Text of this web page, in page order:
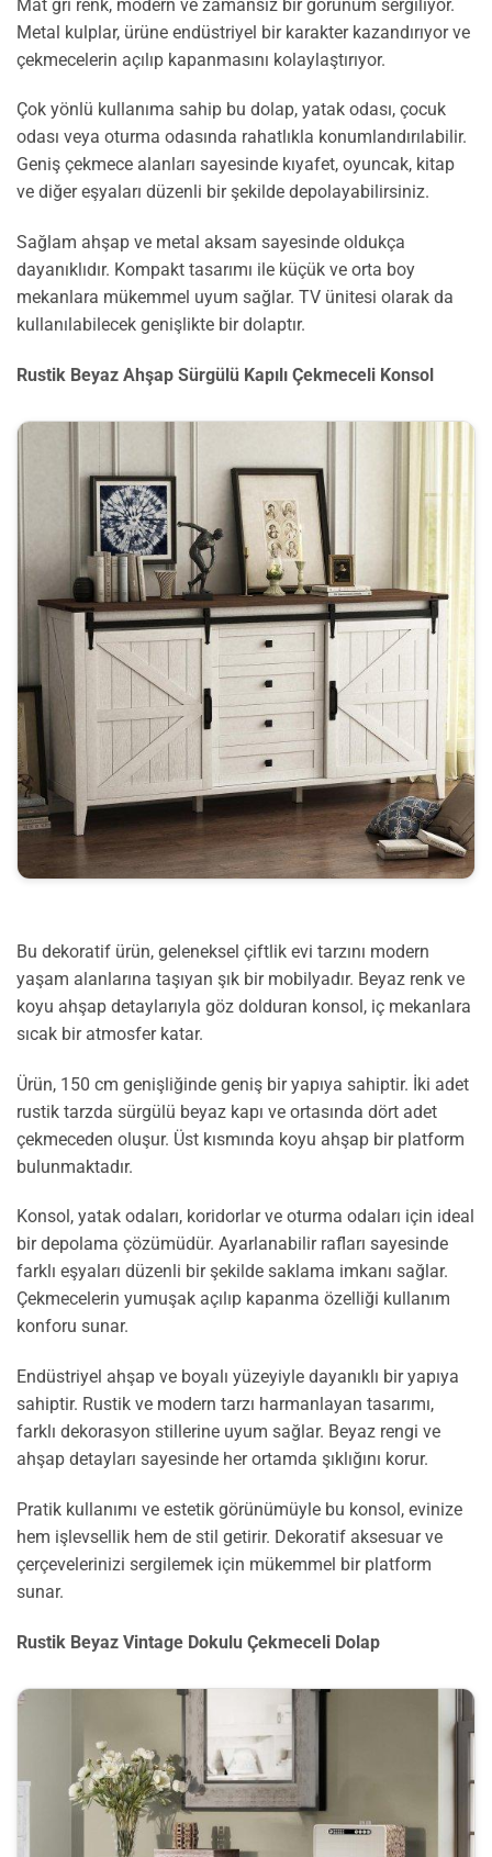
Mat gri renk, modern ve zamansız bir görünüm sergiliyor.
Metal kulplar, ürüne endüstriyel bir karakter kazandırıyor ve
çekmecelerin açılıp kapanmasını kolaylaştırıyor.
Çok yönlü kullanıma sahip bu dolap, yatak odası, çocuk
odası veya oturma odasında rahatlıkla konumlandırılabilir.
Geniş çekmece alanları sayesinde kıyafet, oyuncak, kitap
ve diğer eşyaları düzenli bir şekilde depolayabilirsiniz.
Sağlam ahşap ve metal aksam sayesinde oldukça
dayanıklıdır. Kompakt tasarımı ile küçük ve orta boy
mekanlara mükemmel uyum sağlar. TV ünitesi olarak da
kullanılabilecek genişlikte bir dolaptır.
Rustik Beyaz Ahşap Sürgülü Kapılı Çekmeceli Konsol
Bu dekoratif ürün, geleneksel çiftlik evi tarzını modern
yaşam alanlarına taşıyan şık bir mobilyadır. Beyaz renk ve
koyu ahşap detaylarıyla göz dolduran konsol, iç mekanlara
sıcak bir atmosfer katar.
Ürün, 150 cm genişliğinde geniş bir yapıya sahiptir. İki adet
rustik tarzda sürgülü beyaz kapı ve ortasında dört adet
çekmeceden oluşur. Üst kısmında koyu ahşap bir platform
bulunmaktadır.
Konsol, yatak odaları, koridorlar ve oturma odaları için ideal
bir depolama çözümüdür. Ayarlanabilir rafları sayesinde
farklı eşyaları düzenli bir şekilde saklama imkanı sağlar.
Çekmecelerin yumuşak açılıp kapanma özelliği kullanım
konforu sunar.
Endüstriyel ahşap ve boyalı yüzeyiyle dayanıklı bir yapıya
sahiptir. Rustik ve modern tarzı harmanlayan tasarımı,
farklı dekorasyon stillerine uyum sağlar. Beyaz rengi ve
ahşap detayları sayesinde her ortamda şıklığını korur.
Pratik kullanımı ve estetik görünümüyle bu konsol, evinize
hem işlevsellik hem de stil getirir. Dekoratif aksesuar ve
çerçevelerinizi sergilemek için mükemmel bir platform
sunar.
Rustik Beyaz Vintage Dokulu Çekmeceli Dolap